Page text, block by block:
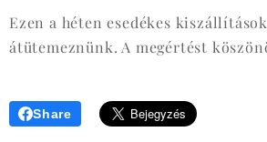
Ezen a héten esedékes
átütemeznünk. A megértést
Share